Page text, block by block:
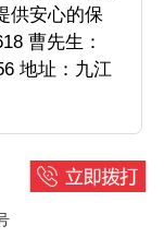
供安心的保
曹先生：
地址：九江